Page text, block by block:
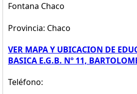
Fontana Chaco
Provincia: Chaco
VER MAPA Y UBICACION DE
BASICA E.G.B. Nº 11,
Teléfono: